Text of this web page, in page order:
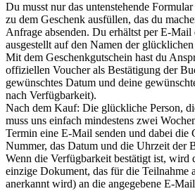
Du musst nur das untenstehende
zu dem Geschenk ausfüllen, das du
Anfrage absenden. Du erhältst per E-Mail
ausgestellt auf den Namen der
Mit dem Geschenkgutschein hast du
offiziellen Voucher als Bestätigung der
gewünschtes Datum und deine
nach Verfügbarkeit).
Nach dem Kauf: Die glückliche Person,
muss uns einfach mindestens zwei
Termin eine E-Mail senden und dabei die
Nummer, das Datum und die Uhrzeit der
Wenn die Verfügbarkeit bestätigt ist, wird
einzige Dokument, das für die Teilnahme
anerkannt wird) an die angegebene E-